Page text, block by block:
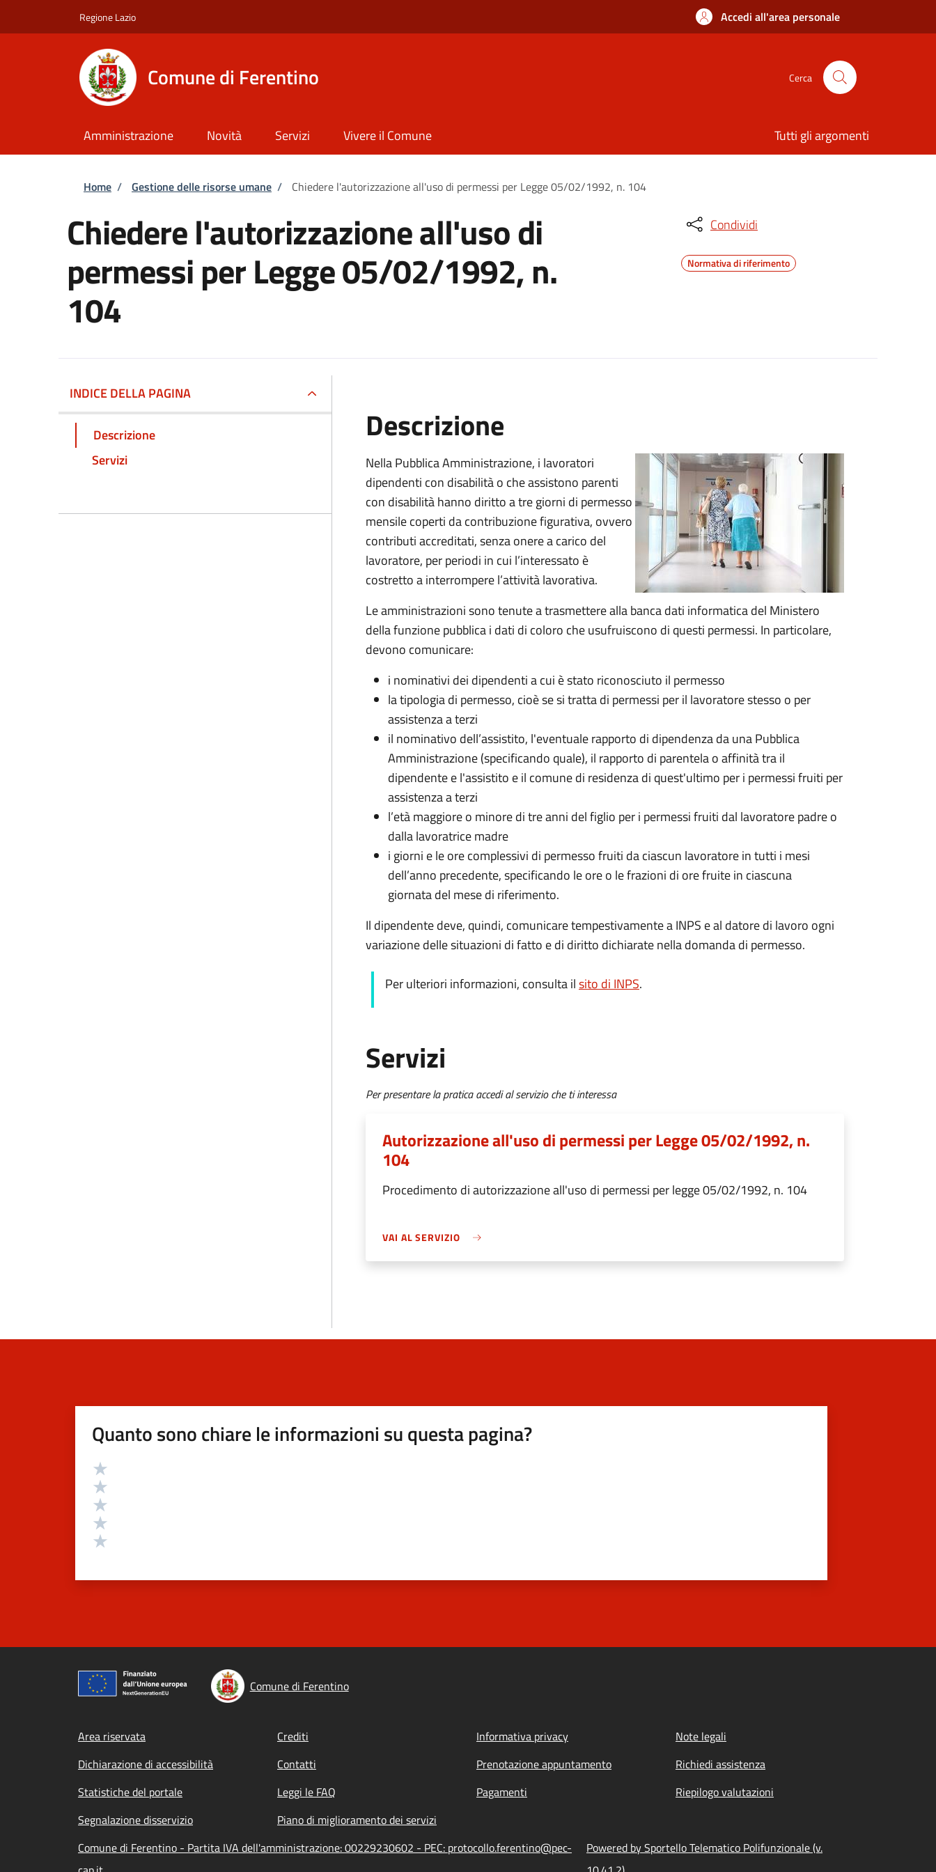
Regione Lazio Accedi all'area personale
Comune di Ferentino Cerca
Amministrazione Novità Servizi Vivere il Comune Tutti gli argomenti
Briciole di pane
Home / Gestione delle risorse umane / Chiedere l'autorizzazione all'uso di permessi per Legge 05/02/1992, n. 104
Chiedere l'autorizzazione all'uso di
permessi per Legge 05/02/1992, n.
104
Condividi
Normativa di riferimento
INDICE DELLA PAGINA
Descrizione
Servizi
Descrizione
Nella Pubblica Amministrazione, i lavoratori
dipendenti con disabilità o che assistono parenti
con disabilità hanno diritto a tre giorni di permesso
mensile coperti da contribuzione figurativa, ovvero
contributi accreditati, senza onere a carico del
lavoratore, per periodi in cui l’interessato è
costretto a interrompere l’attività lavorativa.
Le amministrazioni sono tenute a trasmettere alla banca dati informatica del Ministero
della funzione pubblica i dati di coloro che usufruiscono di questi permessi. In particolare,
devono comunicare:
i nominativi dei dipendenti a cui è stato riconosciuto il permesso
la tipologia di permesso, cioè se si tratta di permessi per il lavoratore stesso o per
assistenza a terzi
il nominativo dell’assistito, l'eventuale rapporto di dipendenza da una Pubblica
Amministrazione (specificando quale), il rapporto di parentela o affinità tra il
dipendente e l'assistito e il comune di residenza di quest'ultimo per i permessi fruiti per
assistenza a terzi
l’età maggiore o minore di tre anni del figlio per i permessi fruiti dal lavoratore padre o
dalla lavoratrice madre
i giorni e le ore complessivi di permesso fruiti da ciascun lavoratore in tutti i mesi
dell’anno precedente, specificando le ore o le frazioni di ore fruite in ciascuna
giornata del mese di riferimento.
Il dipendente deve, quindi, comunicare tempestivamente a INPS e al datore di lavoro ogni
variazione delle situazioni di fatto e di diritto dichiarate nella domanda di permesso.
Per ulteriori informazioni, consulta ilsito di INPS.
Servizi
Per presentare la pratica accedi al servizio che ti interessa
Autorizzazione all'uso di permessi per Legge 05/02/1992, n.
104
Procedimento di autorizzazione all'uso di permessi per legge 05/02/1992, n. 104
VAI AL SERVIZIO
Quanto sono chiare le informazioni su questa pagina?
Valutazione
Comune di Ferentino
Footer menu
Area riservata Crediti Informativa privacy
Note legali
Dichiarazione di accessibilità
Contatti Prenotazione appuntamento
Richiedi assistenza
Statistiche del portale
Leggi le FAQ Pagamenti
Riepilogo valutazioni
Segnalazione disservizio
Piano di miglioramento dei servizi
Comune di Ferentino - Partita IVA dell'amministrazione: 00229230602 - PEC: protocollo.ferentino@pec-
Powered by Sportello Telematico Polifunzionale (v.